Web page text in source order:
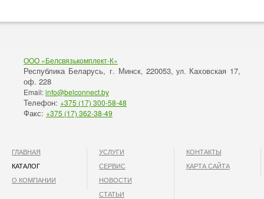
ООО «Белсвязькомплект-К»
Республика Беларусь, г. Минск, 220053, ул. Каховская 17,
оф. 228
Email:info@belconnect.by
Телефон: +375 (17) 300-58-48
Факс: +375 (17) 362-38-49
ГЛАВНАЯ
КАТАЛОГ
О КОМПАНИИ
УСЛУГИ
СЕРВИС
НОВОСТИ
СТАТЬИ
КОНТАКТЫ
КАРТА САЙТА